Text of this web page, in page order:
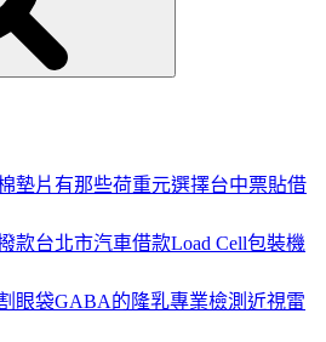
墊片有那些荷重元選擇台中票貼借
款台北市汽車借款Load Cell包裝機
眼袋GABA的隆乳專業檢測近視雷